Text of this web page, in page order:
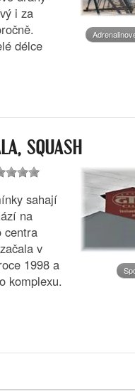
i za
délce
SQUASH
sahají
na
centra
v
1998 a
komplexu.